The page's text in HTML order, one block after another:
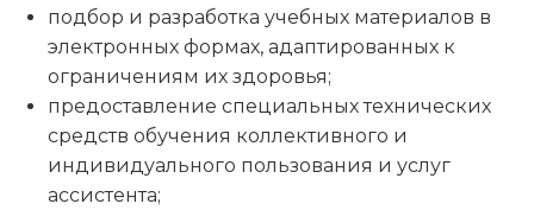
подбор и разработка учебных материалов в
электронных формах, адаптированных к
ограничениям их здоровья;
предоставление специальных технических
средств обучения коллективного и
индивидуального пользования и услуг
ассистента;